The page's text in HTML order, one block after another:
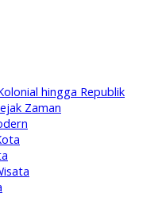
hingga Republik
Zaman